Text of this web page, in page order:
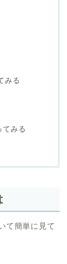
みる
みる
て簡単に見て